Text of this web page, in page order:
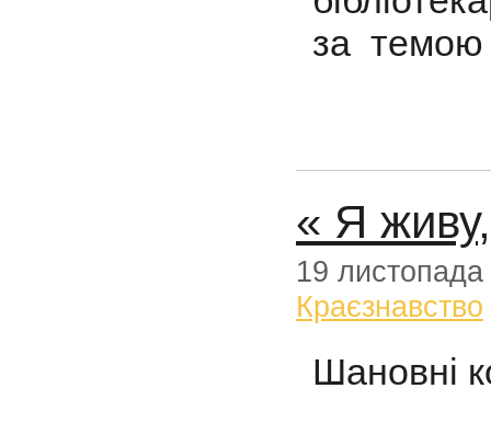
за темою
« Я
19
Краєзнавство
Шановні